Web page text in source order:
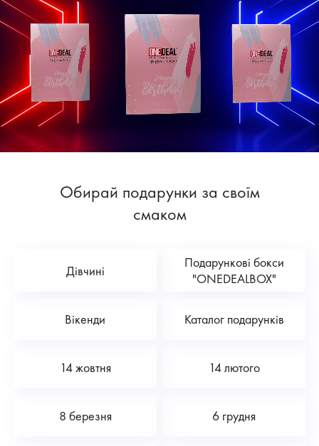
Обирай подарунки за своїм
смаком
Дівчині
Подарункові бокси
"ONEDEALBOX"
Вікенди Каталог подарунків
14 жовтня 14 лютого
8 березня 6 грудня